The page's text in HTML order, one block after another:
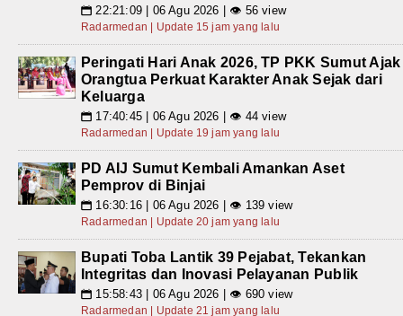
📅 22:21:09 | 06 Agu 2026 | 👁 56 view
Radarmedan | Update 15 jam yang lalu
Peringati Hari Anak 2026, TP PKK Sumut Ajak
Orangtua Perkuat Karakter Anak Sejak dari
Keluarga
📅 17:40:45 | 06 Agu 2026 | 👁 44 view
Radarmedan | Update 19 jam yang lalu
PD AIJ Sumut Kembali Amankan Aset
Pemprov di Binjai
📅 16:30:16 | 06 Agu 2026 | 👁 139 view
Radarmedan | Update 20 jam yang lalu
Bupati Toba Lantik 39 Pejabat, Tekankan
Integritas dan Inovasi Pelayanan Publik
📅 15:58:43 | 06 Agu 2026 | 👁 690 view
Radarmedan | Update 21 jam yang lalu